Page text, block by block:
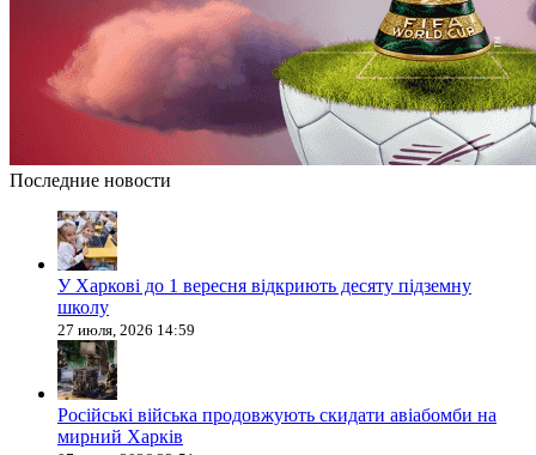
Последние новости
У Харкові до 1 вересня відкриють десяту підземну
школу
27 июля, 2026 14:59
Російські війська продовжують скидати авіабомби на
мирний Харків